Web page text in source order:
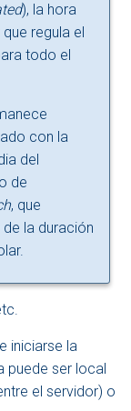
), la hora
regula el
todo el
con la
del
de
, que
la duración
iniciarse la
puede ser local
el servidor) o